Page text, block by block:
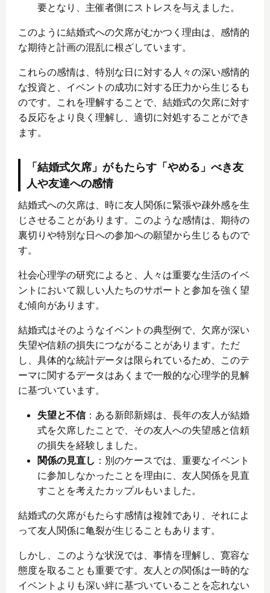
要となり、主催者側にストレスを与えました。
このように結婚式への欠席がむかつく理由は、感情的
な期待と計画の混乱に根ざしています。
これらの感情は、特別な日に対する人々の深い感情的
な投資と、イベントの成功に対する圧力から生じるも
のです。これを理解することで、結婚式の欠席に対す
る反応をより良く理解し、適切に対処することができ
ます。
「結婚式欠席」がもたらす「やめる」べき友
人や友達への感情
結婚式への欠席は、時に友人関係に緊張や疎外感を生
じさせることがあります。このような感情は、期待の
裏切りや特別な日への参加への願望から生じるもので
す。
社会心理学の研究によると、人々は重要な生活のイベ
ントにおいて親しい人たちのサポートと参加を強く望
む傾向があります。
結婚式はそのようなイベントの典型例で、欠席が深い
失望や信頼の損失につながることがあります。ただ
し、具体的な統計データは限られているため、このテ
ーマに関するデータはあくまで一般的な心理学的見解
に基づいています。
失望と不信：ある新郎新婦は、長年の友人が結婚
式を欠席したことで、その友人への失望感と信頼
の損失を経験しました。
関係の見直し ：別のケースでは、重要なイベント
に参加しなかったことを理由に、友人関係を見直
すことを考えたカップルもいました。
結婚式の欠席がもたらす感情は複雑であり、それによ
って友人関係に亀裂が生じることもあります。
しかし、このような状況では、事情を理解し、寛容な
態度を取ることも重要です。友人との関係は一時的な
イベントよりも深い絆に基づいていることを忘れない